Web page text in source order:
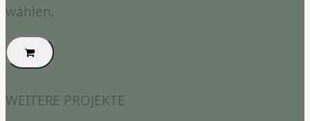
wählen.
WEITERE PROJEKTE